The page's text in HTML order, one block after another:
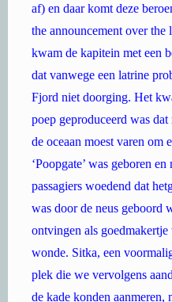
af) en daar komt deze
the announcement over the
kwam de kapitein met een
dat vanwege een latrine
Fjord niet doorging. Het
poep geproduceerd was
de oceaan moest varen om
‘Poopgate’ was geboren
passagiers woedend dat
was door de neus geboord
ontvingen als
wonde. Sitka, een
plek die we vervolgens
de kade konden aanmeren,